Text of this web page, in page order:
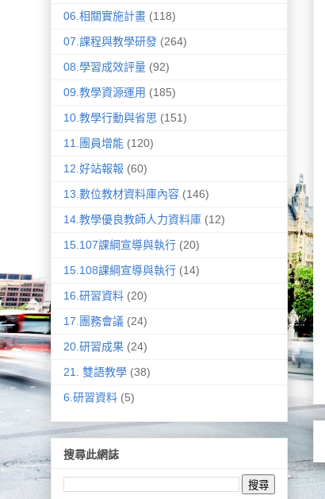
06.相關實施計畫 (118)
07.課程與教學研發 (264)
08.學習成效評量 (92)
09.教學資源運用 (185)
10.教學行動與省思 (151)
11.團員增能 (120)
12.好站報報 (60)
13.數位教材資料庫內容 (146)
14.教學優良教師人力資料庫 (12)
15.107課綱宣導與執行 (20)
15.108課綱宣導與執行 (14)
16.研習資料 (20)
17.團務會議 (24)
20.研習成果 (24)
21. 雙語教學 (38)
6.研習資料 (5)
搜尋此網誌